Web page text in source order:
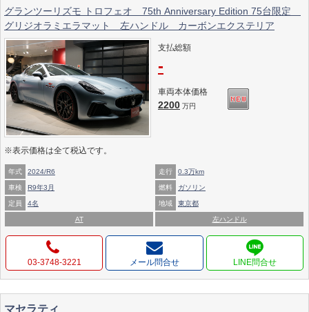
グランツーリズモ トロフェオ 75th Anniversary Edition 75台限定
グリジオラミエラマット 左ハンドル カーボンエクステリア
支払総額
-
車両本体価格
2200 万円
※表示価格は全て税込です。
年式 2024/R6 走行 0.3万km
車検 R9年3月 燃料 ガソリン
定員 4名 地域 東京都
AT 左ハンドル
03-3748-3221 メール問合せ
マセラティ